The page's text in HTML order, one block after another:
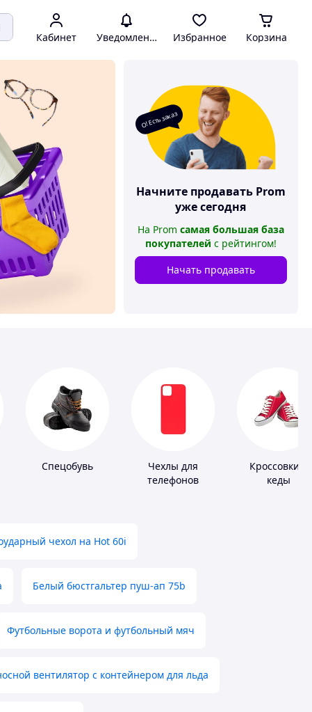
Кабинет Уведомления Избранное Корзина
О! Есть заказ
Начните продавать Prom
уже сегодня
На Prom самая большая база
покупателей с рейтингом!
Начать продавать
Спецобувь
Чехлы для
телефонов
Кроссовки и
кеды
чехол на Hot 60i
Белый бюстгальтер пуш-ап 75b
Футбольные ворота и футбольный мяч
вентилятор с контейнером для льда